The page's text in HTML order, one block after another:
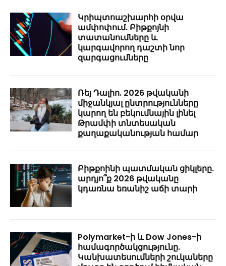
Կրիպտոաշխարհի օրվա
ամփոփում. Բիթքոյնի
տատանումները և
կարգավորող դաշտի նոր
զարգացումները
Ռեյ Դալիո. 2026 թվականի
միջանկյալ ընտրությունները
կարող են բեկումնային լինել
Թրամփի տնտեսական
քաղաքականության համար
Բիթքոինի պատմական ցիկլերը.
արդյո՞ք 2026 թվականը
կդառնա եռանիշ աճի տարի
Polymarket-ի և Dow Jones-ի
համագործակցությունը.
Կանխատեսումների շուկաները